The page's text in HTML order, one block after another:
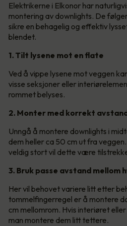
Elektrikerne i Elkonor har
montering av downlights. De
sikre en behagelig og effektiv
blendet.
1. Tilt lysene mot en flate
Ved å vippe lysene mot veggen
visse seksjoner eller
rommet belyses.
2. Monter med korrekt
Unngå å montere downlights i
dem heller ca 50 cm ut fra
veldig stort vil dette være
3. Bruk passe avstand mellom
Her vil behovet variere litt etter
tommelfingerregel er å montere
cm mellomrom. Hvis interiøret
man montere dem litt tettere.